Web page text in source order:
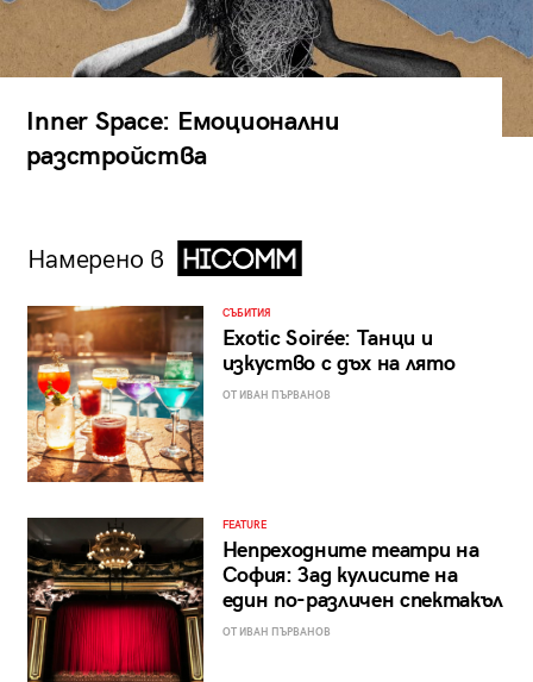
Inner Space: Емоционални
разстройства
Намерено в
СЪБИТИЯ
Exotic Soirée: Танци и
изкуство с дъх на лято
ОТ ИВАН ПЪРВАНОВ
FEATURE
Непреходните театри на
София: Зад кулисите на
един по-различен спектакъл
ОТ ИВАН ПЪРВАНОВ